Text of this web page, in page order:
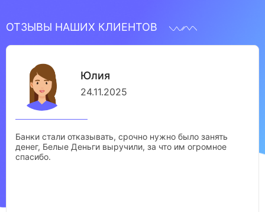
ОТЗЫВЫ НАШИХ КЛИЕНТОВ
Юлия
24.11.2025
Банки стали отказывать, срочно нужно было занять
денег, Белые Деньги выручили, за что им огромное
спасибо.